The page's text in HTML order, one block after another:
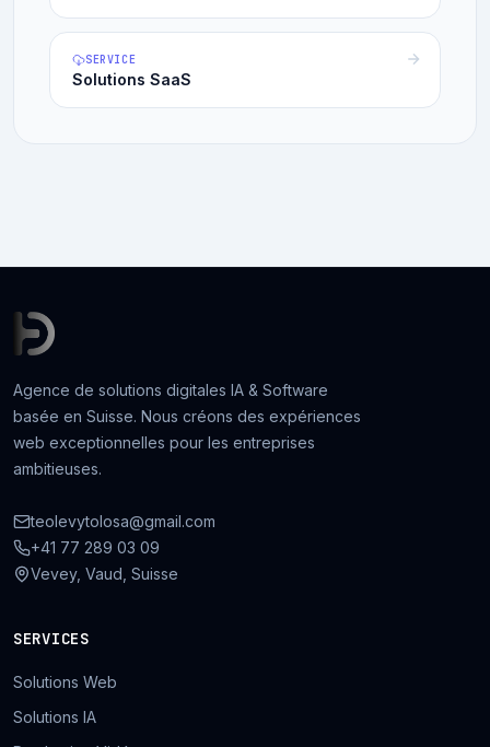
SERVICE
Solutions SaaS
Agence de solutions digitales IA & Software
basée en Suisse. Nous créons des expériences
web exceptionnelles pour les entreprises
ambitieuses.
teolevytolosa@gmail.com
+41 77 289 03 09
Vevey, Vaud, Suisse
SERVICES
Solutions Web
Solutions IA